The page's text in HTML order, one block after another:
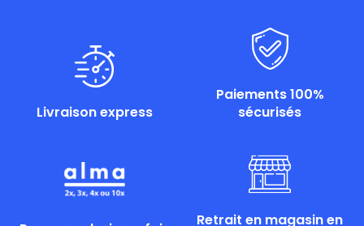
Livraison express
Paiements 100%
sécurisés
Retrait en magasin en